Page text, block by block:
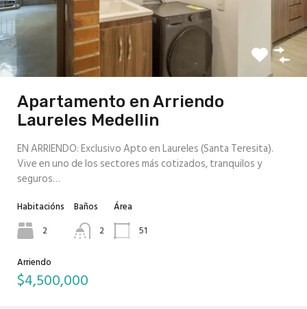
Apartamento en Arriendo
Laureles Medellin
EN ARRIENDO: Exclusivo Apto en Laureles (Santa Teresita).
Vive en uno de los sectores más cotizados, tranquilos y
seguros…
Habitacións
2
Baños
2
Área
51
Arriendo
$4,500,000